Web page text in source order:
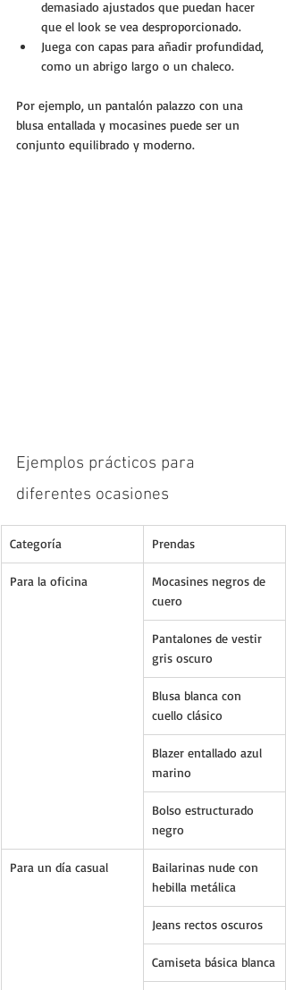
demasiado ajustados que puedan hacer
que el look se vea desproporcionado.
Juega con capas para añadir profundidad,
como un abrigo largo o un chaleco.
Por ejemplo, un pantalón palazzo con una
blusa entallada y mocasines puede ser un
conjunto equilibrado y moderno.
Ejemplos prácticos para
diferentes ocasiones
Categoría Prendas
Para la oficina
Mocasines negros de
cuero
Pantalones de vestir
gris oscuro
Blusa blanca con
cuello clásico
Blazer entallado azul
marino
Bolso estructurado
negro
Para un día casual
Bailarinas nude con
hebilla metálica
Jeans rectos oscuros
Camiseta básica blanca